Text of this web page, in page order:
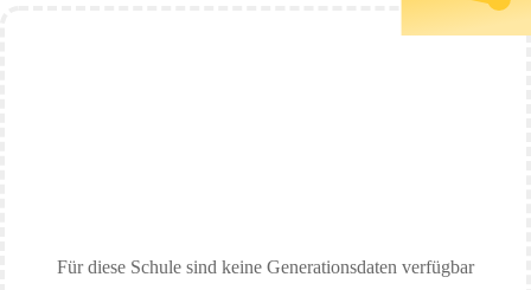
Für diese Schule sind keine Generationsdaten verfügbar